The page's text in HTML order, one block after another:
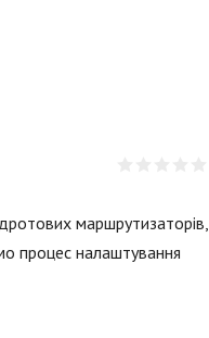
маршрутизаторів,
процес налаштування